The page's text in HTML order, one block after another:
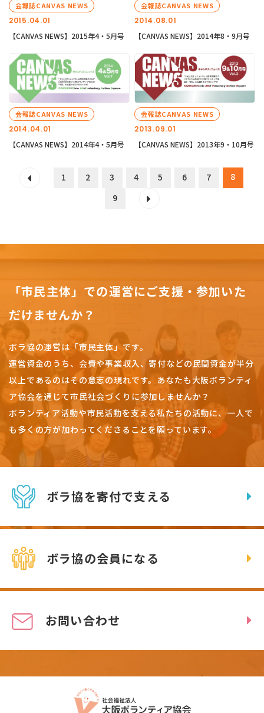
2015.04.01
会報誌CANVAS NEWS
【CANVAS NEWS】2015年4・5月号
2014.08.01
会報誌CANVAS NEWS
【CANVAS NEWS】2014年8・9月号
2014.04.01
会報誌CANVAS NEWS
【CANVAS NEWS】2014年4・5月号
2013.09.01
会報誌CANVAS NEWS
【CANVAS NEWS】2013年9・10月号
1 2 3 4 5 6 7
8
9
「市民主体」での運営にご支援・参加いた
だけませんか？
ボラ協の運営は「市民主体」です。
運営資金のうち、会費や事業収入、寄付などの民間資金が半分
以上であるのはその意志の現れです。 あなたも大阪ボランティ
ア協会を通じて市民社会づくりに参加しませんか？
ボランティア活動や市民活動を支える私たちの活動に、一人で
も多くの方が加わってくださることを願っています。
ボラ協を寄付で支える
ボラ協の会員になる
お問い合わせ